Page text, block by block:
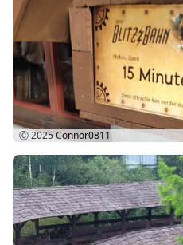
Ⓒ 2025Connor0811